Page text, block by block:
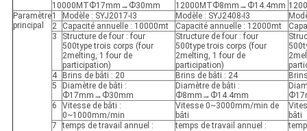
10000MTФ17mm→Ф30mm 12000MTФ8mm→Ф14.4mm
Paramètre
principal
1 Modèle : SYJ2017-I3 Modèle : SYJ2408-I3
2
Capacité annuelle : 10000mt Capacité annuelle : 12000mt
3
Structure de four : four
500type trois corps (four
2melting, 1 four de
participation)
Structure de four : four
500type trois corps (four
2melting, 1 four de
participation)
4
Brins de bâti : 20 Brins de bâti : 24
5
Diamètre de bâti :
Ф17mm→Ф30mm
Diamètre de bâti :
Ф8mm→Ф14.4mm
6
Vitesse de bâti :
0~1000mm/min
Vitesse 0~3000mm/min de
bâti
bâti
7
temps de travail annuel :
temps de travail annuel :